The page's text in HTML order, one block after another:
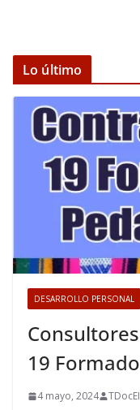
Lo último
DESARROLLO PERSONAL
19
4 mayo, 2024